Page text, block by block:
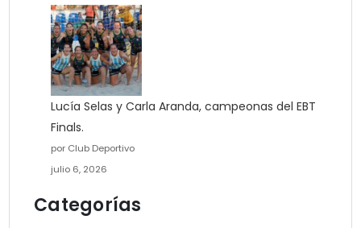
Lucía Selas y Carla Aranda, campeonas del EBT
Finals.
por Club Deportivo
julio 6, 2026
Categorías